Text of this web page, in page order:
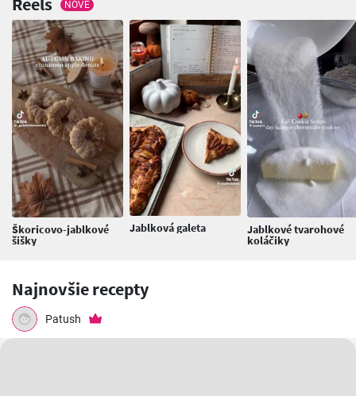
NOVÉ
Škoricovo-jablkové
šišky
Jablková galeta Jablkové tvarohové
koláčiky
Najnovšie recepty
Patush